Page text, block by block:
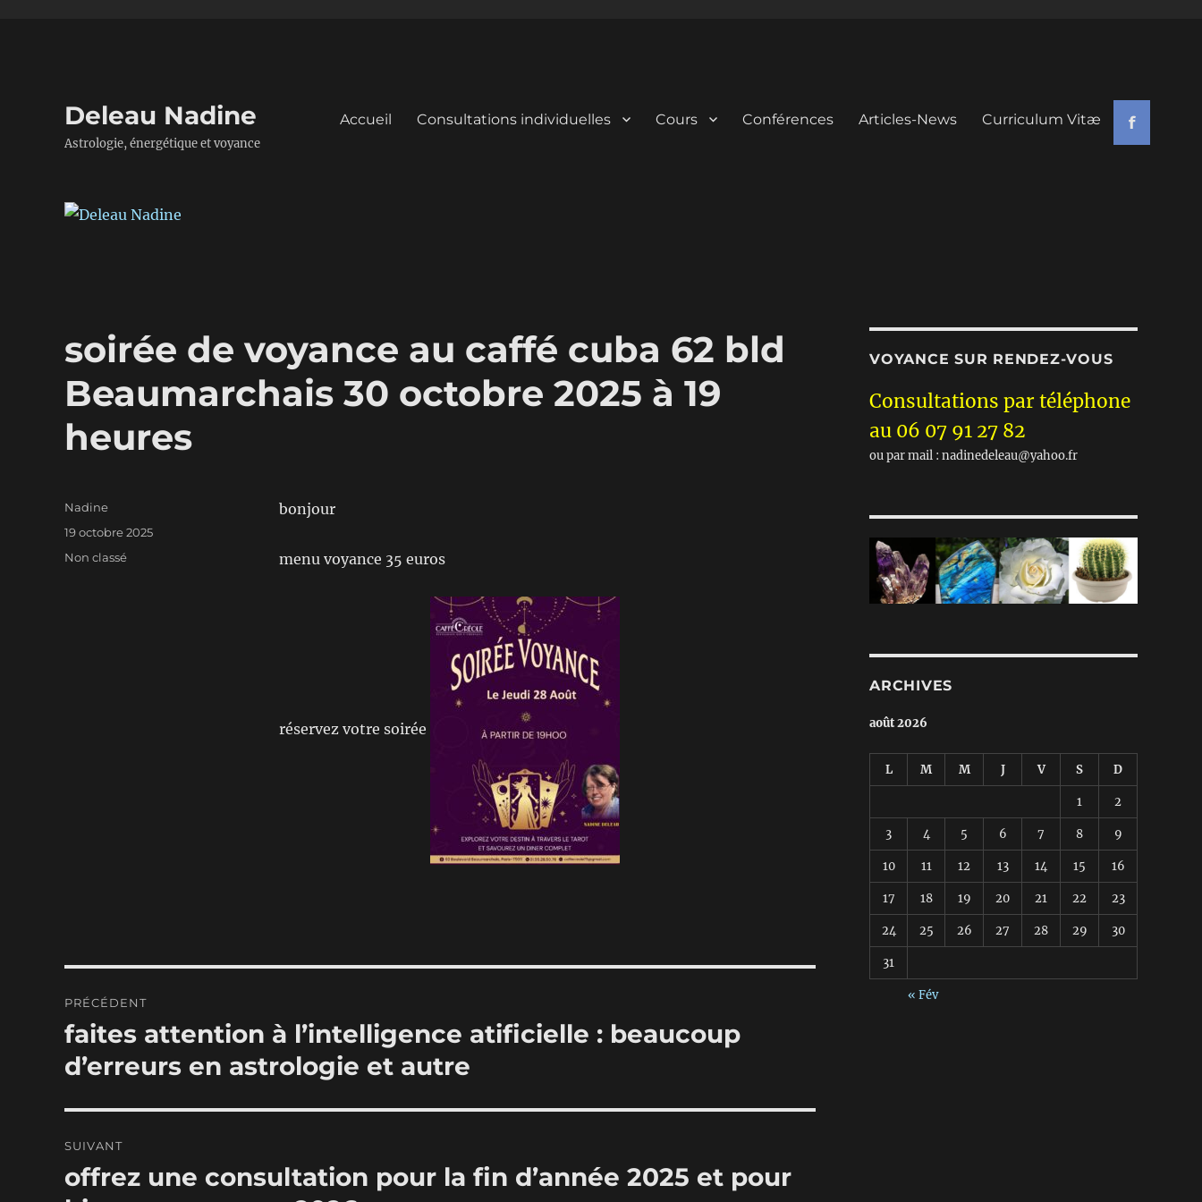
Deleau Nadine
Astrologie, énergétique et voyance
Accueil Consultations individuelles Cours Conférences Articles-News Curriculum Vitæ f
soirée de voyance au caffé cuba 62 bld
Beaumarchais 30 octobre 2025 à 19
heures
bonjour
menu voyance 35 euros
réservez votre soirée
Auteur
Nadine
Publié
19 octobre 2025
Catégories
Non classé
de
l’article
PRÉCÉDENT
Publication
précédente :
faites attention à l’intelligence atificielle : beaucoup
d’erreurs en astrologie et autre
SUIVANT
Publication
suivante :
offrez une consultation pour la fin d’année 2025 et pour
VOYANCE SUR RENDEZ-VOUS
Consultations par téléphone
au 06 07 91 27 82
ou par mail : nadinedeleau@yahoo.fr
ARCHIVES
août 2026
L M M J V S D
1 2
3 4 5 6 7 8 9
10 11 12 13 14 15 16
17 18 19 20 21 22 23
24 25 26 27 28 29 30
31
« Fév